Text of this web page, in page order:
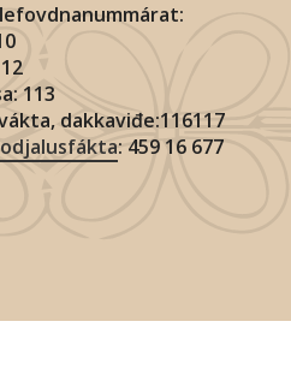
113
dakkaviđe:116117
: 459 16 677